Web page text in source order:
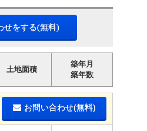
せをする(無料)
土地面積
築年月
築年数
お問い合わせ(無料)